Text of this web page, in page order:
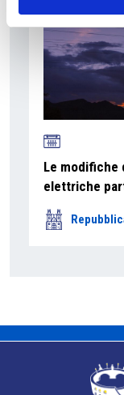
Le modifiche
elettriche